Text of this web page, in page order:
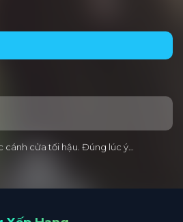
cửa tối hậu. Đúng lúc ý…